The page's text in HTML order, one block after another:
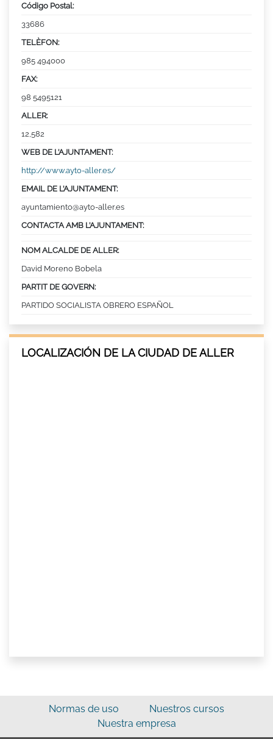
Código Postal:
33686
TELÈFON:
985 494000
FAX:
98 5495121
ALLER:
12,582
WEB DE L’AJUNTAMENT:
http://www.ayto-aller.es/
EMAIL DE L’AJUNTAMENT:
ayuntamiento@ayto-aller.es
CONTACTA AMB L’AJUNTAMENT:
NOM ALCALDE DE ALLER:
David Moreno Bobela
PARTIT DE GOVERN:
PARTIDO SOCIALISTA OBRERO ESPAÑOL
LOCALIZACIÓN DE LA CIUDAD DE ALLER
Normas de uso
Nuestros cursos
Nuestra empresa